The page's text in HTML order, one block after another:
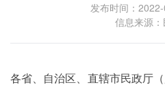
发布时间：
信息来源
各省、自治区、直辖市民政厅